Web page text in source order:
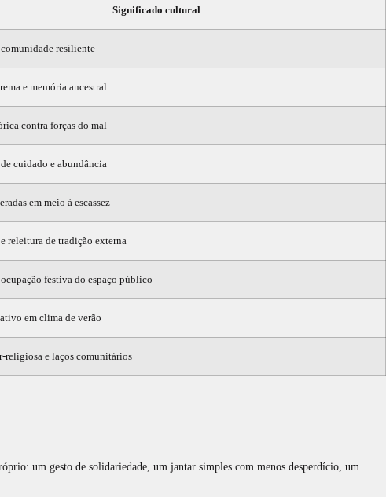
Significado cultural
resiliente
e memória ancestral
contra forças do mal
cuidado e abundância
em meio à escassez
releitura de tradição externa
ocupação festiva do espaço público
em clima de verão
e laços comunitários
um gesto de solidariedade, um jantar simples com menos desperdício, um